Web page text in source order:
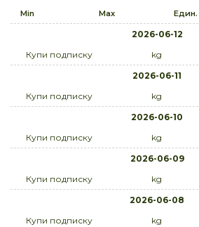
Min Max Един.
2026-06-12
Купи подписку
kg
2026-06-11
Купи подписку
kg
2026-06-10
Купи подписку
kg
2026-06-09
Купи подписку
kg
2026-06-08
Купи подписку
kg